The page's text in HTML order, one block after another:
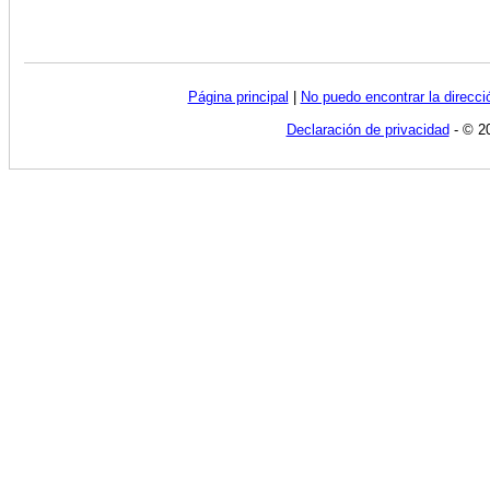
Página principal | No puedo encontrar la
Declaración de privacidad- ©